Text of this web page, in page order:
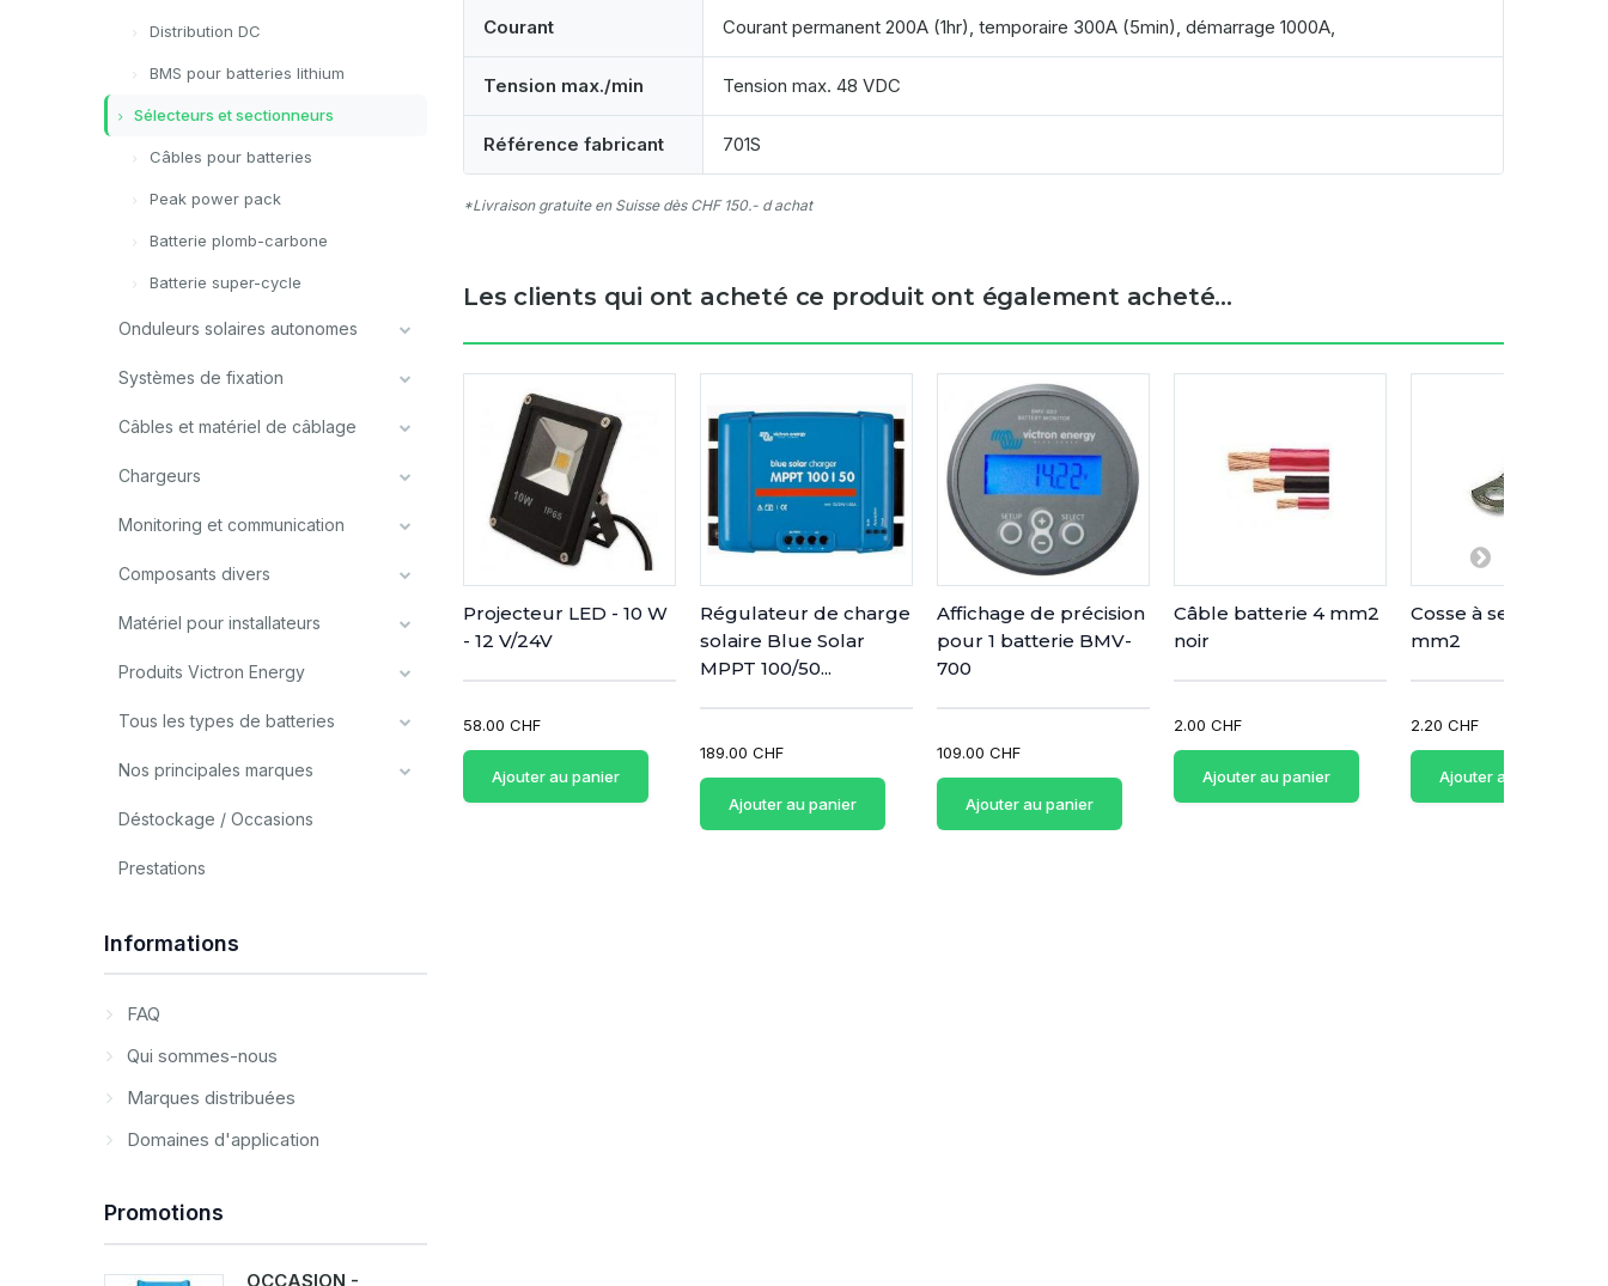
Distribution DC
BMS pour batteries lithium
Sélecteurs et sectionneurs
Câbles pour batteries
Peak power pack
Batterie plomb-carbone
Batterie super-cycle
Onduleurs solaires autonomes
Systèmes de fixation
Câbles et matériel de câblage
Chargeurs
Monitoring et communication
Composants divers
Matériel pour installateurs
Produits Victron Energy
Tous les types de batteries
Nos principales marques
Déstockage / Occasions
Prestations
Informations
FAQ
Qui sommes-nous
Marques distribuées
Domaines d'application
Promotions
OCCASION -
Courant Courant permanent 200A (1hr), temporaire 300A (5min), démarrage 1000A,
Tension max./min Tension max. 48 VDC
Référence fabricant 701S
*Livraison gratuite en Suisse dès CHF 150.- d achat
Les clients qui ont acheté ce produit ont également acheté...
Projecteur LED - 10 W
- 12 V/24V
58.00 CHF
Ajouter au panier
Régulateur de charge
solaire Blue Solar
MPPT 100/50...
189.00 CHF
Ajouter au panier
Affichage de précision
pour 1 batterie BMV-
700
109.00 CHF
Ajouter au panier
Câble batterie 4 mm2
noir
2.00 CHF
Ajouter au panier
Cosse à sertir M10 -
mm2
2.20 CHF
Ajouter au panier